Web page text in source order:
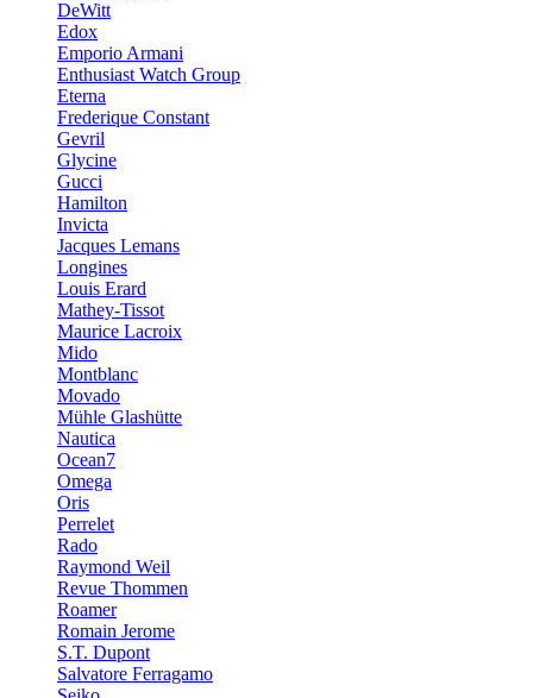
DeWitt
Edox
Emporio Armani
Enthusiast Watch Group
Eterna
Frederique Constant
Gevril
Glycine
Gucci
Hamilton
Invicta
Jacques Lemans
Longines
Louis Erard
Mathey-Tissot
Maurice Lacroix
Mido
Montblanc
Movado
Mühle Glashütte
Nautica
Ocean7
Omega
Oris
Perrelet
Rado
Raymond Weil
Revue Thommen
Roamer
Romain Jerome
S.T. Dupont
Salvatore Ferragamo